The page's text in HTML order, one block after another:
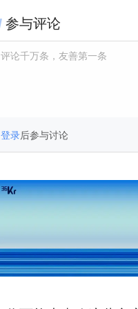
参与评论
评论千万条，友善第一条
登录后参与讨论